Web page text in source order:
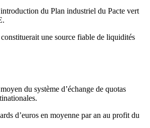
du Plan industriel du Pacte vert
une source fiable de liquidités
du système d’échange de quotas
d’euros en moyenne par an au profit du